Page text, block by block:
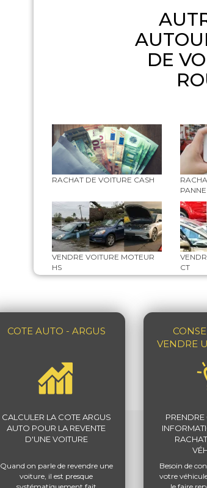
DE
RACHAT DE VOITURE CASH
PANNE
VENDRE VOITURE MOTEUR
HS
CT
COTE AUTO - ARGUS
CALCULER LA COTE ARGUS
AUTO POUR LA REVENTE
D'UNE VOITURE
Quand on parle de revendre une
voiture, il est presque
VENDRE
PRENDRE
Besoin de
votre